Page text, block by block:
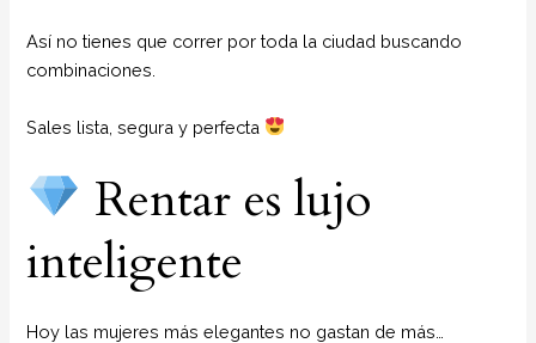
Así no tienes que correr por toda la ciudad buscando
combinaciones.
Sales lista, segura y perfecta
Rentar es lujo
inteligente
Hoy las mujeres más elegantes no gastan de más…